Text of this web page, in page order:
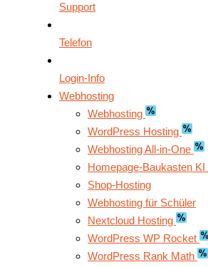
Support
Telefon
Login-Info
Webhosting
Webhosting
WordPress Hosting
Webhosting All-in-One
Homepage-Baukasten KI
Shop-Hosting
Webhosting für Schüler
Nextcloud Hosting
WordPress WP Rocket
WordPress Rank Math